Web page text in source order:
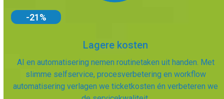
-21-21
%
Lagere kosten
AI en automatisering nemen routinetaken uit handen. Met
slimme selfservice, procesverbetering en workflow
automatisering verlagen we ticketkosten én verbeteren we